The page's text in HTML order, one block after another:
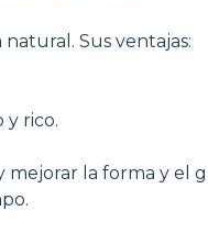
Sus ventajas:
y rico.
la forma y el